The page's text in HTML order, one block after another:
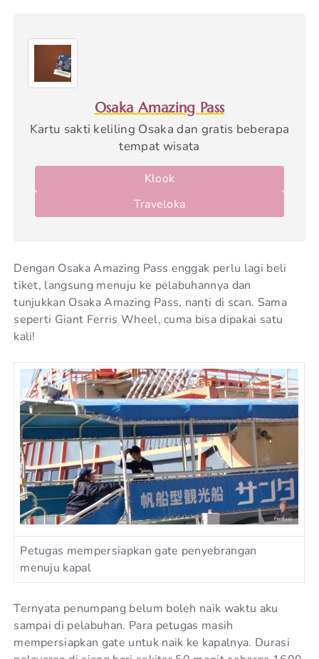
Osaka Amazing Pass
Kartu sakti keliling Osaka dan gratis beberapa
tempat wisata
Klook
Traveloka
Dengan Osaka Amazing Pass enggak perlu lagi beli
tiket, langsung menuju ke pelabuhannya dan
tunjukkan Osaka Amazing Pass, nanti di scan. Sama
seperti Giant Ferris Wheel, cuma bisa dipakai satu
kali!
Petugas mempersiapkan gate penyebrangan
menuju kapal
Ternyata penumpang belum boleh naik waktu aku
sampai di pelabuhan. Para petugas masih
mempersiapkan gate untuk naik ke kapalnya. Durasi